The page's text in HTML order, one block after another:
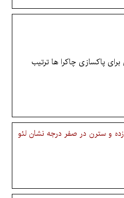
پاکسازی چاکرا ها ترتیب
و سترن در صفر درجه نشان لئو